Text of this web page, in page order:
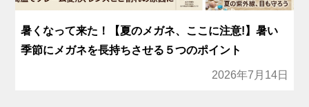
暑くなって来た！【夏のメガネ、ここに注意!】暑い
季節にメガネを長持ちさせる５つのポイント
2026年7月14日